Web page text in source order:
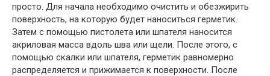
просто. Для начала необходимо очистить и обезжирить
поверхность, на которую будет наноситься герметик.
Затем с помощью пистолета или шпателя наносится
акриловая масса вдоль шва или щели. После этого, с
помощью скалки или шпателя, герметик равномерно
распределяется и прижимается к поверхности. После